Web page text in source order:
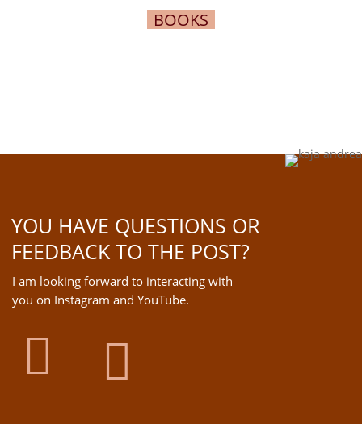
BOOKS
YOU HAVE QUESTIONS OR
FEEDBACK TO THE POST?
I am looking forward to interacting with
you on Instagram and YouTube.
 